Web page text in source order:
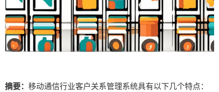
摘要： 移动通信行业客户关系管理系统具有以下几个特点：